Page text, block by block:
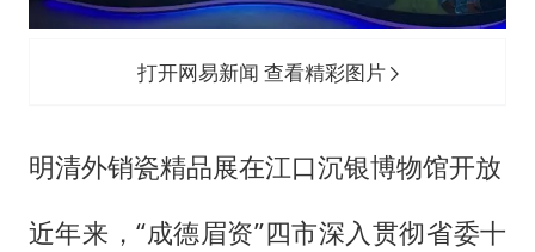
打开网易新闻 查看精彩图片
明清外销瓷精品展在江口沉银博物馆开放
近年来，“成德眉资”四市深入贯彻省委十